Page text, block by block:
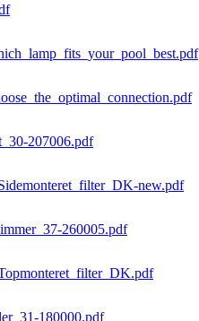
207006.pdf
new.pdf
260005.pdf
180000.pdf